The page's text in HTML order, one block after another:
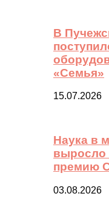
В
«Семья»
15.07.2026
Наука в
выросло
премию
03.08.2026